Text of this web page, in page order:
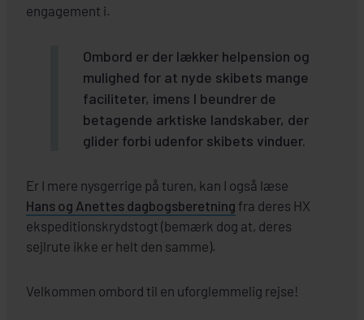
engagement i.
Ombord er der lækker helpension og
mulighed for at nyde skibets mange
faciliteter, imens I beundrer de
betagende arktiske landskaber, der
glider forbi udenfor skibets vinduer.
Er I mere nysgerrige på turen, kan I også læse
Hans og Anettes dagbogsberetning fra deres HX
ekspeditionskrydstogt (bemærk dog at, deres
sejlrute ikke er helt den samme).
Velkommen ombord til en uforglemmelig rejse!